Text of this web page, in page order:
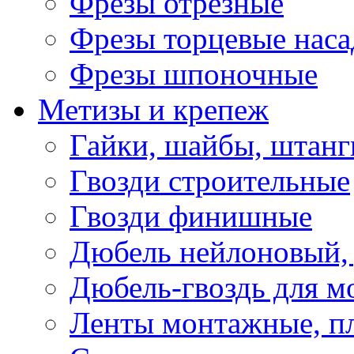
Фрезы торцевые
Фрезы шпоночные
Метизы и крепеж
Гайки, шайбы,
Гвозди строительные
Гвозди финишные
Дюбель нейлоновый,
Дюбель-гвоздь для
Ленты монтажные,